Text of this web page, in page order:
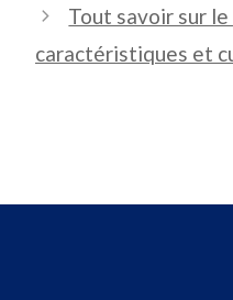
Tout savoir sur le
caractéristiques et